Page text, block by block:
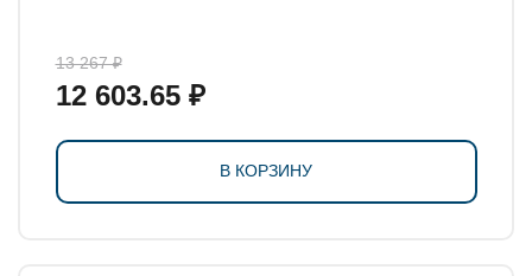
13 267 ₽
12 603.65 ₽
В КОРЗИНУ